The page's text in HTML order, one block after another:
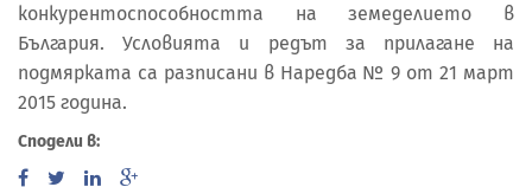
конкурентоспособността на земеделието в
България. Условията и редът за прилагане на
подмярката са разписани в Наредба № 9 от 21 март
2015 година.
Сподели в: